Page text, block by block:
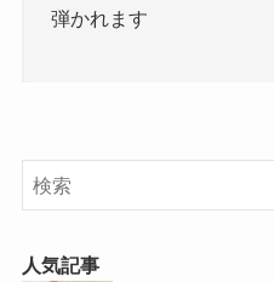
弾かれます
人気記事